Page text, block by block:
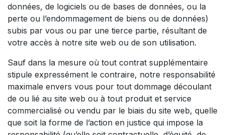
données, de logiciels ou de bases de données, ou la
perte ou l’endommagement de biens ou de données)
subis par vous ou par une tierce partie, résultant de
votre accès à notre site web ou de son utilisation.
Sauf dans la mesure où tout contrat supplémentaire
stipule expressément le contraire, notre responsabilité
maximale envers vous pour tout dommage découlant
de ou lié au site web ou à tout produit et service
commercialisé ou vendu par le biais du site web, quelle
que soit la forme de l’action en justice qui impose la